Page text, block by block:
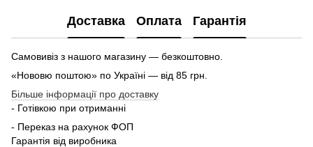
Доставка Оплата Гарантія
Самовивіз з нашого магазину — безкоштовно.
«Нововю поштою» по Україні — від 85 грн.
Більше інформації про доставку
- Готівкою при отриманні
- Переказ на рахунок ФОП
Гарантія від виробника